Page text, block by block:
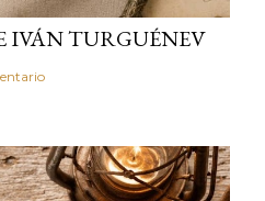
IVÁN TURGUÉNEV